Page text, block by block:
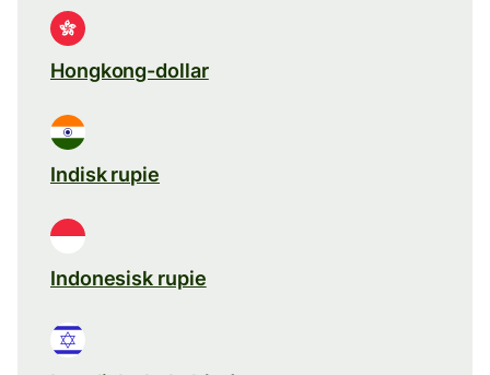
Hongkong-dollar
Indisk rupie
Indonesisk rupie